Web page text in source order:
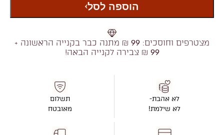
הוספה לסל
מצטרפים וחוסכים: 99 ₪ מתנה כבר בקנייה הראשונה +
99 ₪ צבירה לקנייה הבאה!
לא אהבת-
לא שילמת!
תשלום
מאובטח